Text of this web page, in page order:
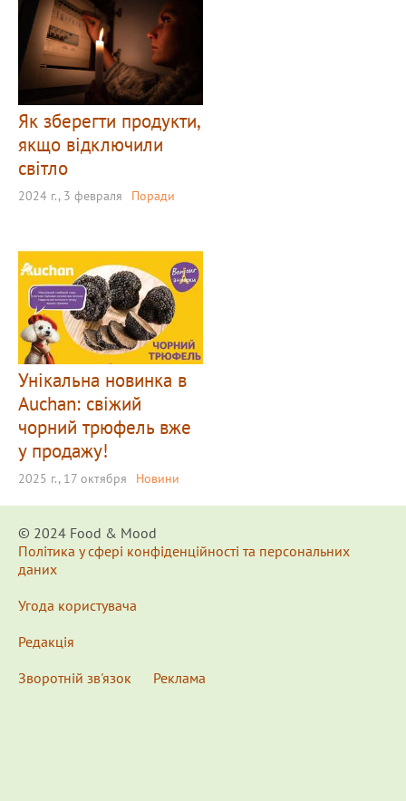
Як зберегти продукти,
якщо відключили
світло
2024 г., 3 февраля Поради
Унікальна новинка в
Auchan: свіжий
чорний трюфель вже
у продажу!
2025 г., 17 октября Новини
© 2024 Food & Мood
Політика у сфері конфіденційності та персональних
даних
Угода користувача
Редакція
Зворотній зв'язок
Реклама